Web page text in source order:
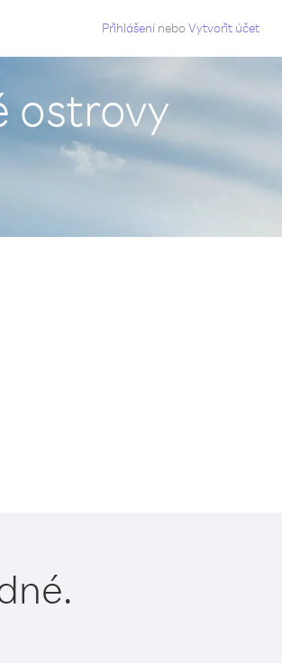
Přihlášení neboVytvořit účet
ostrovy